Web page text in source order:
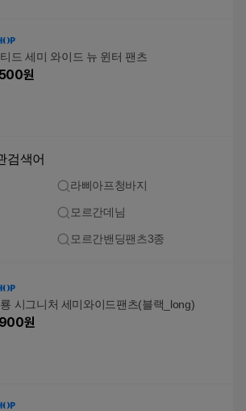
드 세미 와이드 뉴 윈터 팬츠
원
검색어
라삐아프청바지
모르간데님
모르간밴딩팬츠3종
김서룡 시그니처 세미와이드팬츠(블랙_long)
원